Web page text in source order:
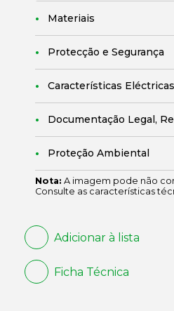
Materiais
Protecção e Segurança
Características Eléctricas
Documentação Legal,
Proteção Ambiental
Nota: A imagem pode não
Consulte as características
Adicionar à lista
Ficha Técnica